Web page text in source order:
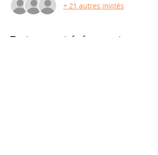
+ 21 autres invités
Partager cet événement